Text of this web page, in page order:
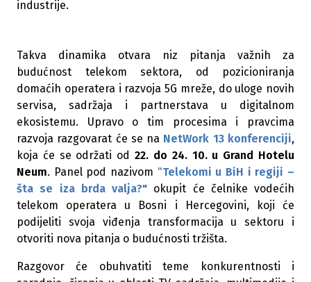
industrije.
Takva dinamika otvara niz pitanja važnih za
budućnost telekom sektora, od pozicioniranja
domaćih operatera i razvoja 5G mreže, do uloge novih
servisa, sadržaja i partnerstava u digitalnom
ekosistemu. Upravo o tim procesima i pravcima
razvoja razgovarat će se na NetWork 13 konferenciji,
koja će se održati od22. do 24. 10. u Grand Hotelu
Neum. Panel pod nazivom "Telekomi u BiH i regiji –
šta se iza brda valja?" okupit će čelnike vodećih
telekom operatera u Bosni i Hercegovini, koji će
podijeliti svoja viđenja transformacija u sektoru i
otvoriti nova pitanja o budućnosti tržišta.
Razgovor će obuhvatiti teme konkurentnosti i